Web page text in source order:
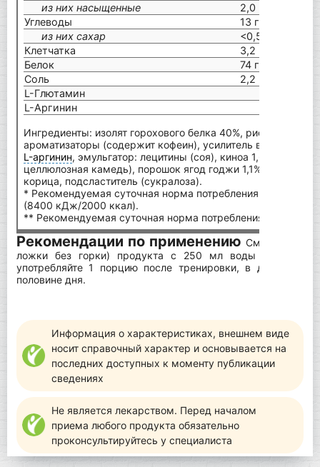
из них насыщенные
2,0 г
Углеводы
13 г
из них сахар
<0,5 г
Клетчатка
3,2 г
Белок
74 г
Соль
2,2 г
L-Глютамин
L-Аргинин
Ингредиенты: изолят горохового белка 40%, рисовый
ароматизаторы (содержит кофеин), усилитель вкуса
L-аргинин, эмульгатор: лецитины (соя), киноа 1,6%,
целлюлозная камедь), порошок ягод годжи 1,1%, порошок
корица, подсластитель (сукралоза).
* Рекомендуемая суточная норма потребления для
(8400 кДж/2000 ккал).
** Рекомендуемая суточная норма потребления не
Рекомендации по применению Смешайте 1
ложки без горки) продукта с 250 мл воды в
употребляйте 1 порцию после тренировки, в дни
половине дня.
Информация о характеристиках, внешнем виде
носит справочный характер и основывается на
последних доступных к моменту публикации
сведениях
Не является лекарством. Перед началом
приема любого продукта обязательно
проконсультируйтесь у специалиста